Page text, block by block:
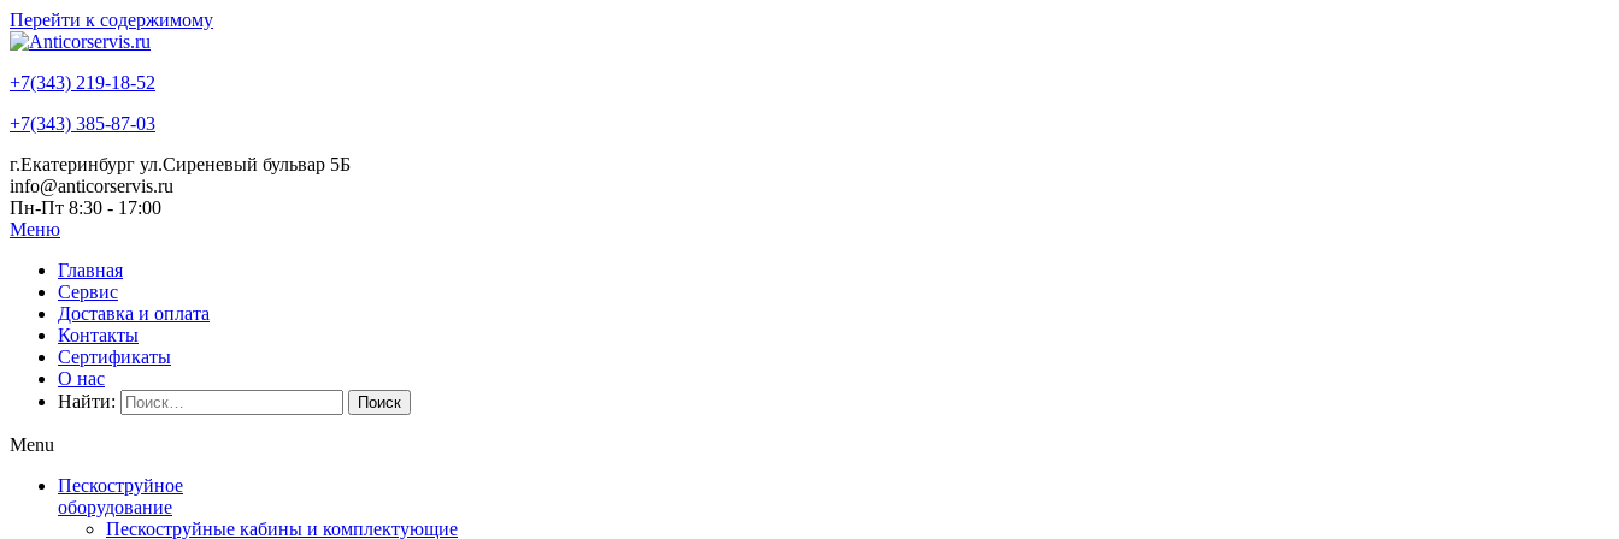
Перейти к содержимому
+7(343) 219-18-52
+7(343) 385-87-03
г.Екатеринбург ул.Сиреневый бульвар 5Б
info@anticorservis.ru
Пн-Пт 8:30 - 17:00
Меню
Главная
Сервис
Доставка и оплата
Контакты
Сертификаты
О нас
Найти:
Menu
Пескоструйное
оборудование
Пескоструйные кабины и комплектующие